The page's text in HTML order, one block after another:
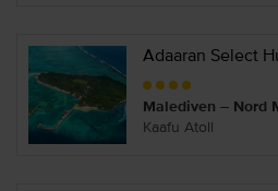
Adaaran Select
Malediven – Nord
Kaafu Atoll